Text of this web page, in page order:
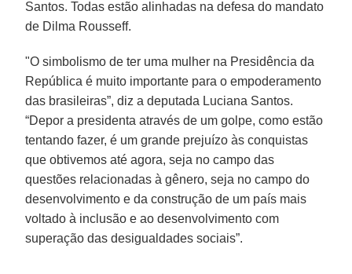
Santos. Todas estão alinhadas na defesa do mandato
de Dilma Rousseff.
"O simbolismo de ter uma mulher na Presidência da
República é muito importante para o empoderamento
das brasileiras”, diz a deputada Luciana Santos.
“Depor a presidenta através de um golpe, como estão
tentando fazer, é um grande prejuízo às conquistas
que obtivemos até agora, seja no campo das
questões relacionadas à gênero, seja no campo do
desenvolvimento e da construção de um país mais
voltado à inclusão e ao desenvolvimento com
superação das desigualdades sociais”.